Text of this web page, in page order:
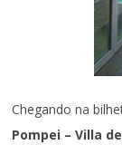
Chegando na
Pompei – Villa